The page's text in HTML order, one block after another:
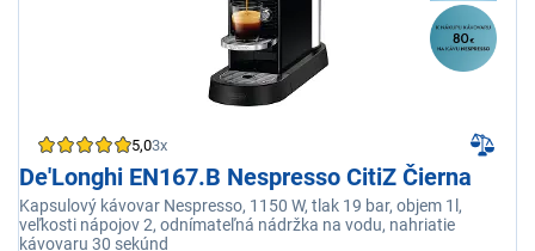
5,03x
De'Longhi EN167.B Nespresso CitiZ Čierna
Kapsulový kávovar Nespresso, 1150 W, tlak 19 bar, objem 1l,
veľkosti nápojov 2, odnímateľná nádržka na vodu, nahriatie
kávovaru 30 sekúnd